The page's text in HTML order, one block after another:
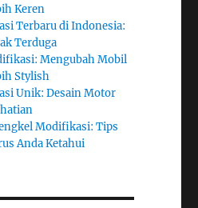
Keren
Terbaru di Indonesia:
Terduga
Mengubah Mobil
Stylish
Unik: Desain Motor
Modifikasi: Tips
Anda Ketahui